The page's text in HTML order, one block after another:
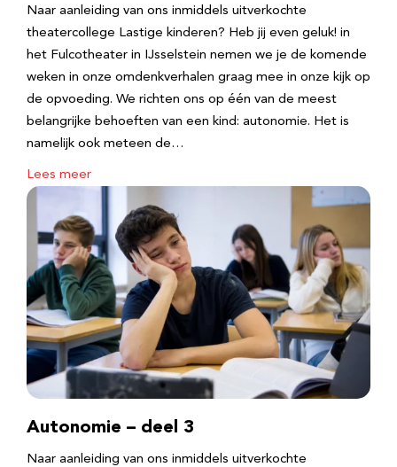
Naar aanleiding van ons inmiddels uitverkochte
theatercollege Lastige kinderen? Heb jij even geluk! in
het Fulcotheater in IJsselstein nemen we je de komende
weken in onze omdenkverhalen graag mee in onze kijk op
de opvoeding. We richten ons op één van de meest
belangrijke behoeften van een kind: autonomie. Het is
namelijk ook meteen de…
Lees meer
Autonomie – deel 3
Naar aanleiding van ons inmiddels uitverkochte